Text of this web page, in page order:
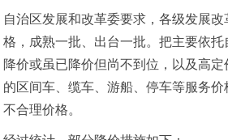
自治区发展和改革委要求，各级发展
格，成熟一批、出台一批。把主要依
降价或虽已降价但尚不到位，以及高
的区间车、缆车、游船、停车等服务
不合理价格。